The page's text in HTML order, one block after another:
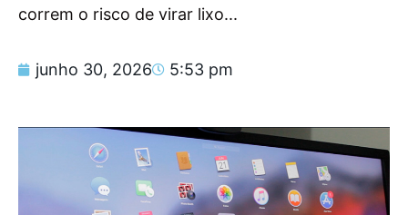
correm o risco de virar lixo...
junho 30, 2026 5:53 pm